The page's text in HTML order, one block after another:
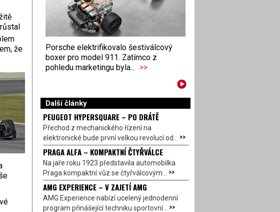
že
Porsche elektrifikovalo šestiválcový
boxer pro model 911. Zatímco z
pohledu marketingu byla... >>
Další články
PEUGEOT HYPERSQUARE – PO DRÁTĚ
Přechod z mechanického řízení na
elektronické bude první velkou revolucí od... >>
PRAGA ALFA – KOMPAKTNÍ ČTYŘVÁLCE
Na jaře roku 1923 představila automobilka
Praga kompaktní vůz se čtyřválcovým... >>
AMG EXPERIENCE – V ZAJETÍ AMG
AMG Experience nabízí ucelený jednodenní
program přinášející techniku sportovní... >>